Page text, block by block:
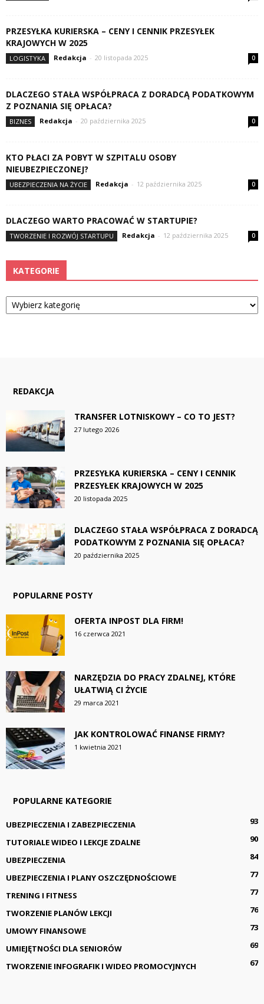
PRZESYŁKA KURIERSKA – CENY I CENNIK PRZESYŁEK
KRAJOWYCH W 2025
LOGISTYKA Redakcja - 20 listopada 2025 0
DLACZEGO STAŁA WSPÓŁPRACA Z DORADCĄ PODATKOWYM
Z POZNANIA SIĘ OPŁACA?
BIZNES Redakcja - 20 października 2025 0
KTO PŁACI ZA POBYT W SZPITALU OSOBY
NIEUBEZPIECZONEJ?
UBEZPIECZENIA NA ŻYCIE Redakcja - 12 października 2025 0
DLACZEGO WARTO PRACOWAĆ W STARTUPIE?
TWORZENIE I ROZWÓJ STARTUPU Redakcja - 12 października 2025 0
KATEGORIE
Kategorie
REDAKCJA
TRANSFER LOTNISKOWY – CO TO JEST?
27 lutego 2026
PRZESYŁKA KURIERSKA – CENY I CENNIK
PRZESYŁEK KRAJOWYCH W 2025
20 listopada 2025
DLACZEGO STAŁA WSPÓŁPRACA Z DORADCĄ
PODATKOWYM Z POZNANIA SIĘ OPŁACA?
20 października 2025
POPULARNE POSTY
OFERTA INPOST DLA FIRM!
16 czerwca 2021
NARZĘDZIA DO PRACY ZDALNEJ, KTÓRE
UŁATWIĄ CI ŻYCIE
29 marca 2021
JAK KONTROLOWAĆ FINANSE FIRMY?
1 kwietnia 2021
POPULARNE KATEGORIE
UBEZPIECZENIA I ZABEZPIECZENIA
93
TUTORIALE WIDEO I LEKCJE ZDALNE
90
UBEZPIECZENIA
84
UBEZPIECZENIA I PLANY OSZCZĘDNOŚCIOWE
77
TRENING I FITNESS
77
TWORZENIE PLANÓW LEKCJI
76
UMOWY FINANSOWE
73
UMIEJĘTNOŚCI DLA SENIORÓW
69
TWORZENIE INFOGRAFIK I WIDEO PROMOCYJNYCH
67